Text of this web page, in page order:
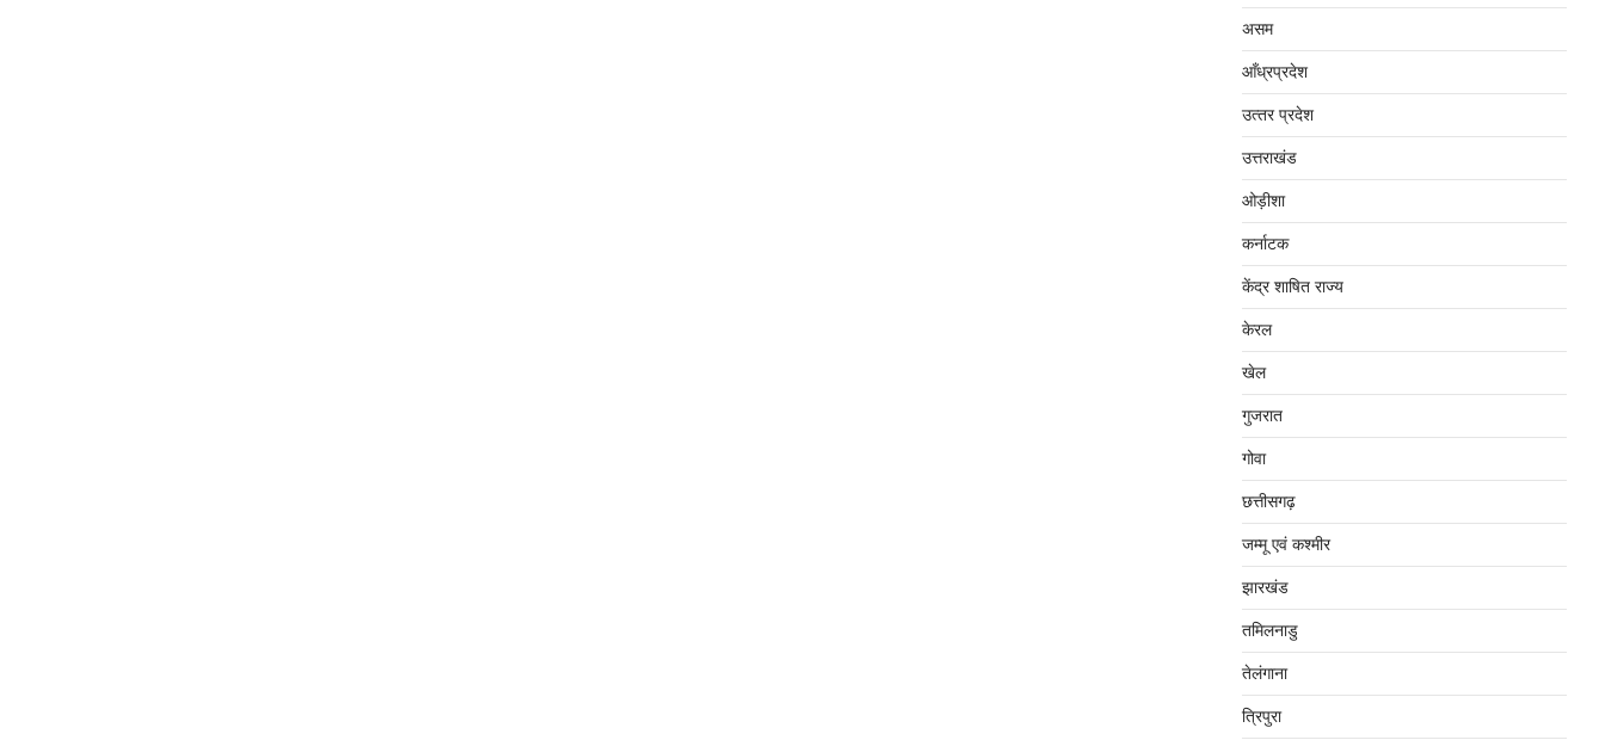
असम
आँध्रप्रदेश
उत्‍तर प्रदेश
उत्तराखंड
ओड़ीशा
कर्नाटक
केंद्र शाषित राज्य
केरल
खेल
गुजरात
गोवा
छत्तीसगढ़
जम्‍मू एवं कश्‍मीर
झारखंड
तमिलनाडु
तेलंगाना
त्रिपुरा